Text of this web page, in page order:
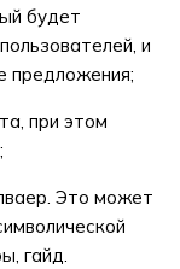
будет
и
предложения;
при этом
Это может
гайд.